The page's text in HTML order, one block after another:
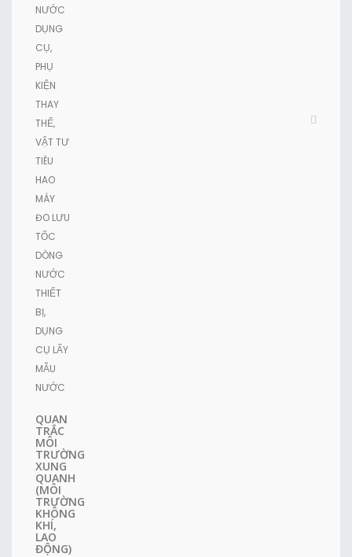
NƯỚC
DỤNG
CỤ,
PHỤ
KIỆN
THAY
THẾ,
VẬT TƯ
TIÊU
HAO
MÁY
ĐO LƯU
TỐC
DÒNG
NƯỚC
THIẾT
BỊ,
DỤNG
CỤ LẤY
MẪU
NƯỚC
QUAN
TRẮC
MÔI
TRƯỜNG
XUNG
QUANH
(MÔI
TRƯỜNG
KHÔNG
KHÍ,
LAO
ĐỘNG)